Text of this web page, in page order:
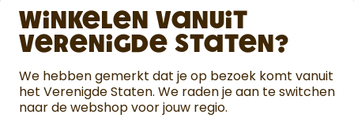
ONTDEK
HULP
CONTACT
Winkelen vanuit
Verenigde Staten?
We hebben gemerkt dat je op bezoek komt vanuit
het Verenigde Staten. We raden je aan te switchen
naar de webshop voor jouw regio.